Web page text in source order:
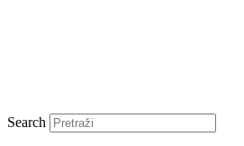
Search